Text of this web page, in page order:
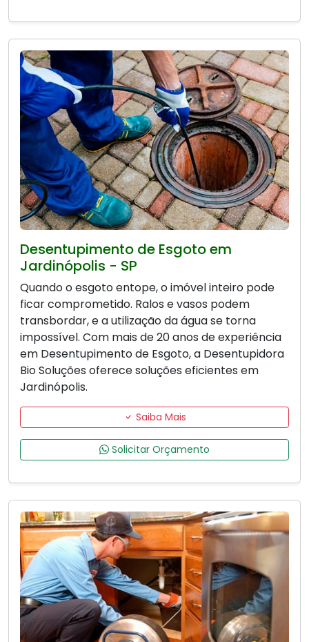
Desentupimento de Esgoto em
Jardinópolis - SP
Quando o esgoto entope, o imóvel inteiro pode
ficar comprometido. Ralos e vasos podem
transbordar, e a utilização da água se torna
impossível. Com mais de 20 anos de experiência
em Desentupimento de Esgoto, a Desentupidora
Bio Soluções oferece soluções eficientes em
Jardinópolis.
Saiba Mais
Solicitar Orçamento